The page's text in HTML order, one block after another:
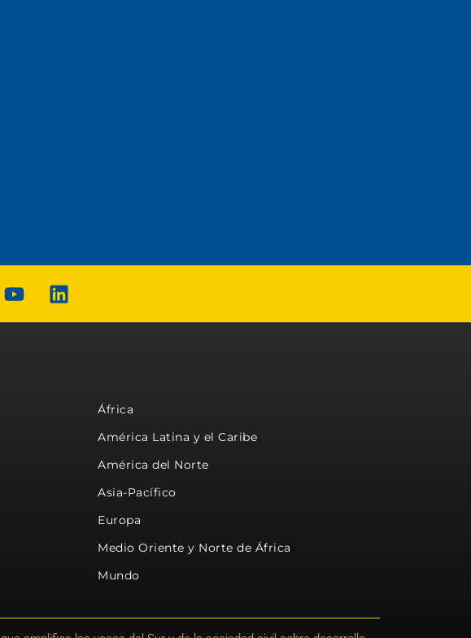
África
América Latina y el Caribe
América del Norte
Asia-Pacífico
Europa
Medio Oriente y Norte de África
Mundo